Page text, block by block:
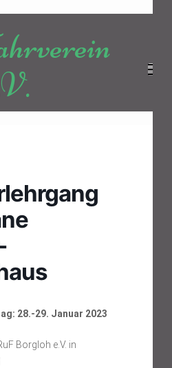
28.-29. Januar 2023
Borgloh e.V. in